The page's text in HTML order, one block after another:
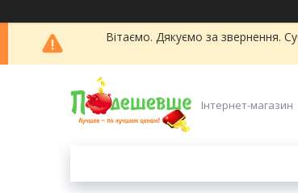
Вітаємо. Дякуємо за звернення.
Інтернет-магазин